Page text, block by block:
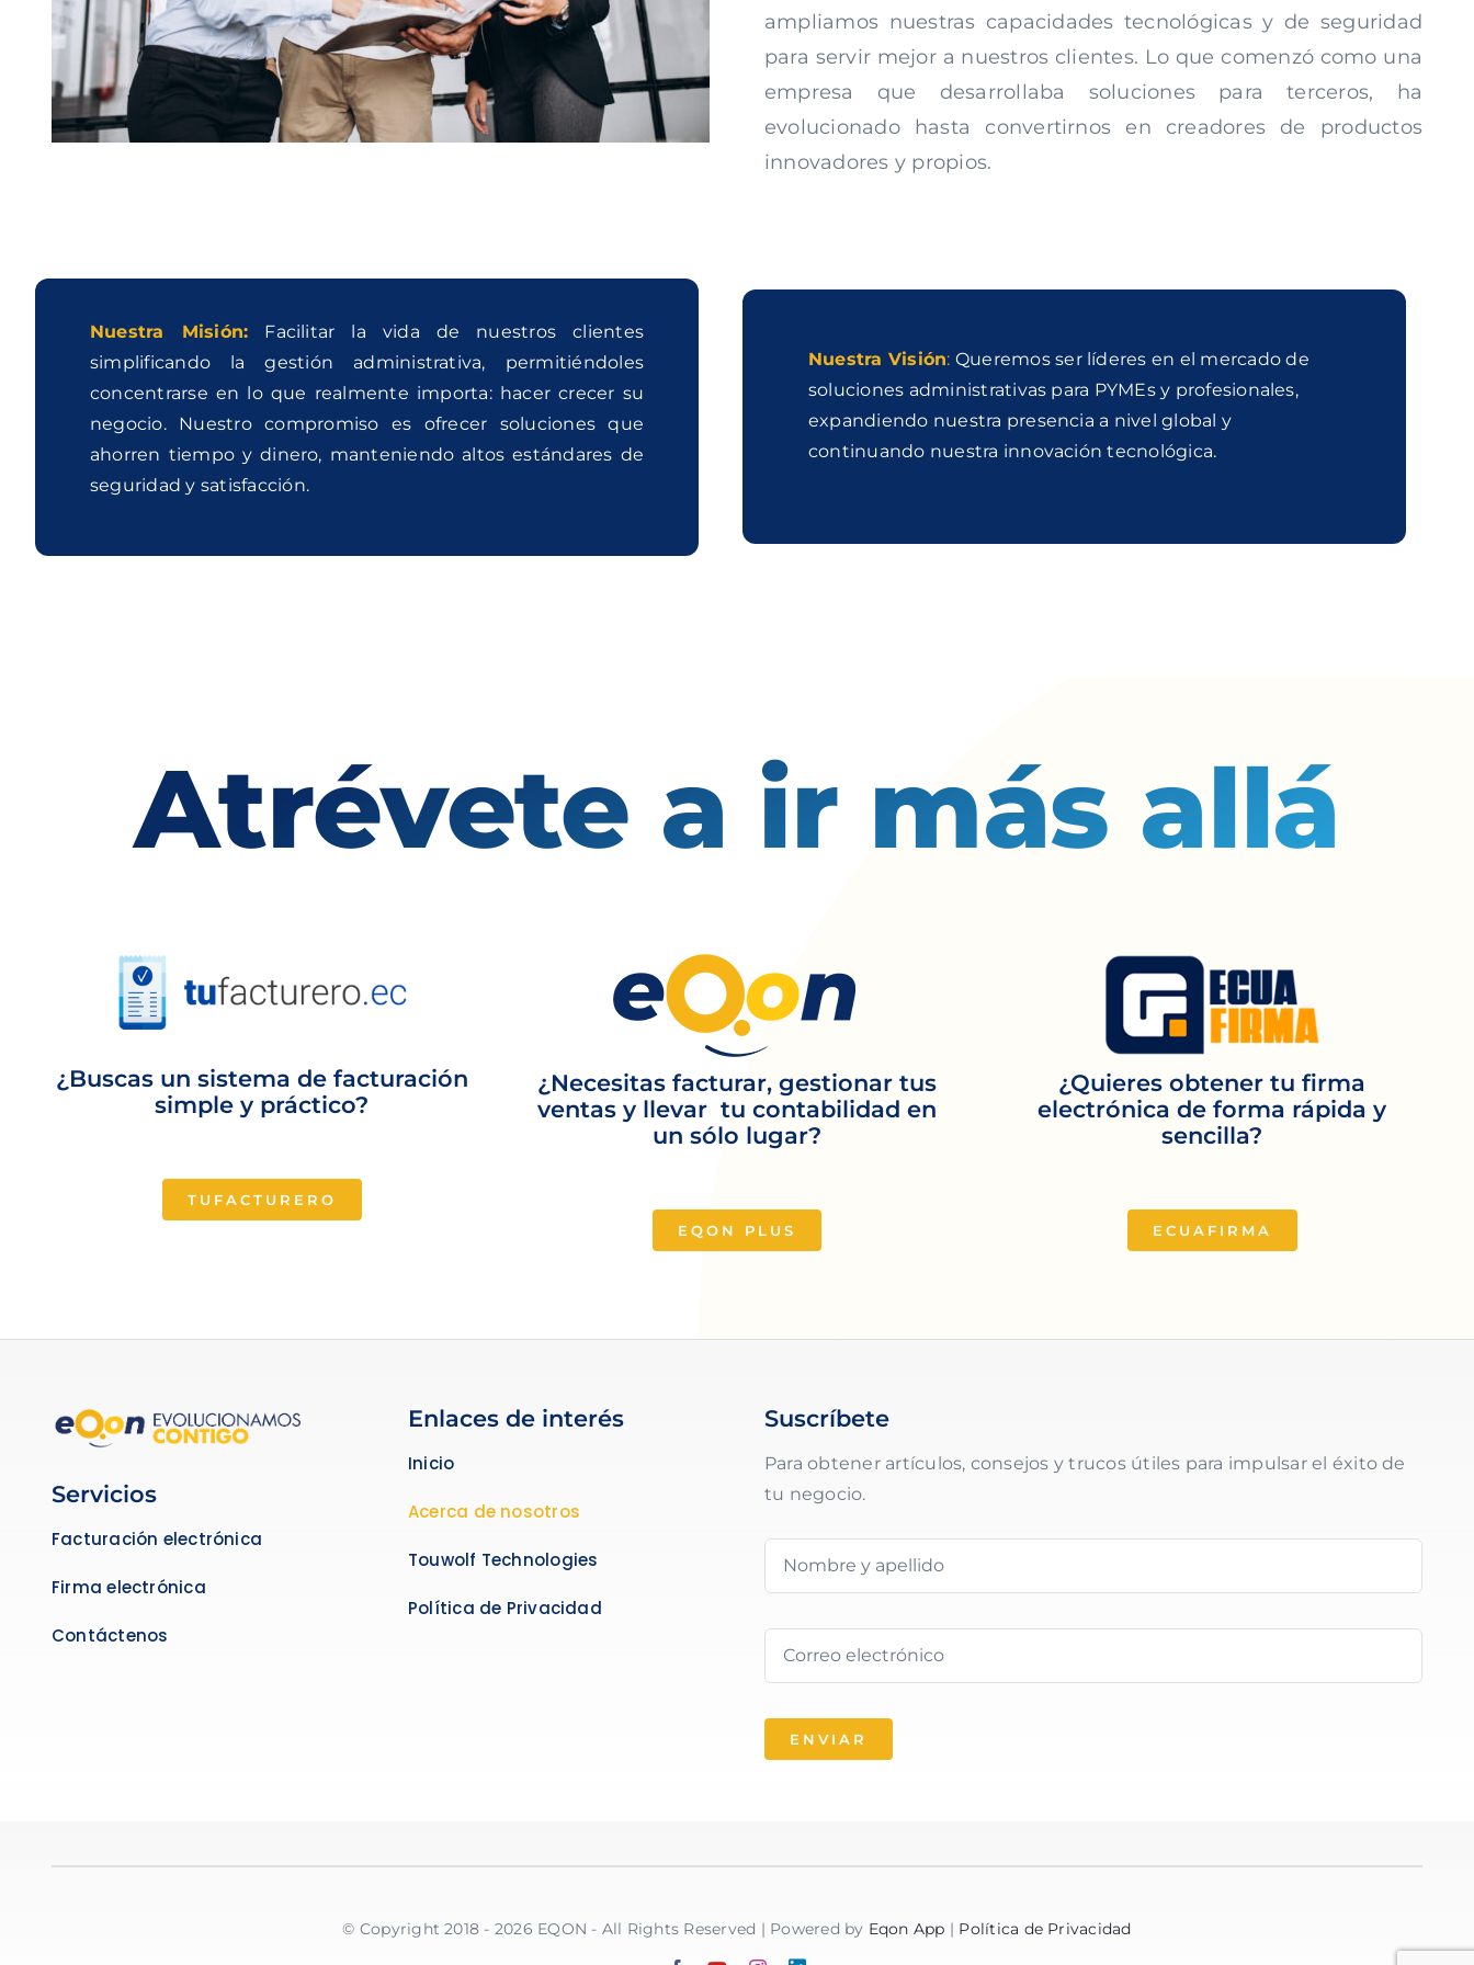
ampliamos nuestras capacidades tecnológicas y de seguridad
para servir mejor a nuestros clientes. Lo que comenzó como una
empresa que desarrollaba soluciones para terceros, ha
evolucionado hasta convertirnos en creadores de productos
innovadores y propios.
Nuestra Misión: Facilitar la vida de nuestros clientes
simplificando la gestión administrativa, permitiéndoles
concentrarse en lo que realmente importa: hacer crecer su
negocio. Nuestro compromiso es ofrecer soluciones que
ahorren tiempo y dinero, manteniendo altos estándares de
seguridad y satisfacción.
Nuestra Visión: Queremos ser líderes en el mercado de
soluciones administrativas para PYMEsy profesionales,
expandiendo nuestra presencia a nivel global y
continuando nuestra innovación tecnológica.
Atrévete a ir más allá
¿Buscas un sistema de facturación
simple y práctico?
TUFACTURERO
¿Necesitas facturar, gestionar tus
ventas y llevar tu contabilidad en
un sólo lugar?
EQON PLUS
¿Quieres obtener tu firma
electrónica de forma rápida y
sencilla?
ECUAFIRMA
Servicios
Facturación electrónica
Firma electrónica
Contáctenos
Enlaces de interés
Inicio
Acerca de nosotros
Touwolf Technologies
Política de Privacidad
Suscríbete
Para obtener artículos, consejos y trucos útiles para impulsar el éxito de
tu negocio.
ENVIAR
© Copyright 2018 - 2026 EQON - All Rights Reserved | Powered by Eqon App | Política de Privacidad